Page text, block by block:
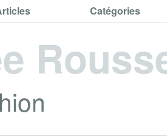
Catégories